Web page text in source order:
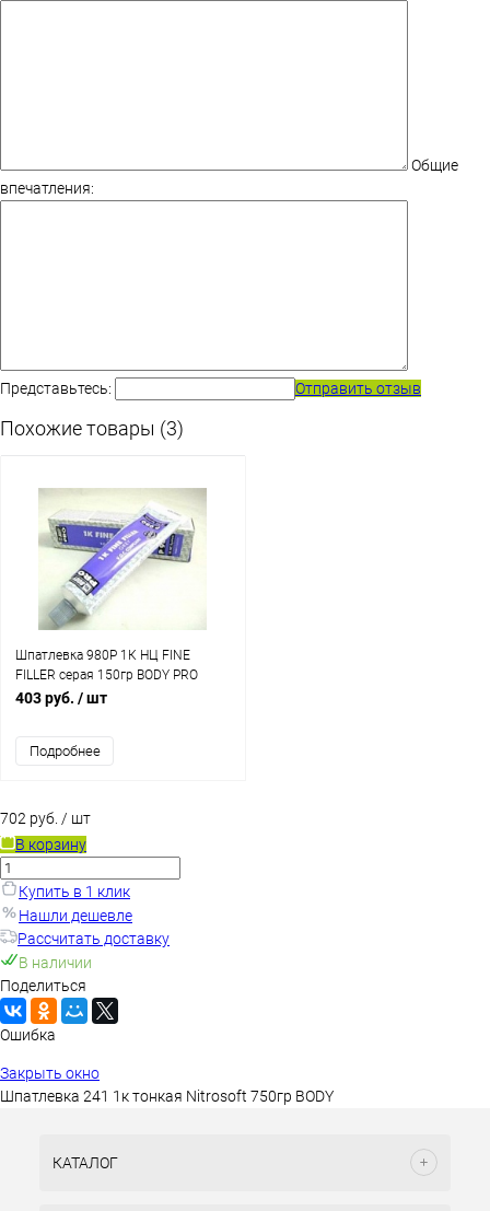
Общие
впечатления:
Представьтесь: Отправить отзыв
Похожие товары (3)
Шпатлевка 980P 1К НЦ FINE
FILLER серая 150гр BODY PRO
403 руб. / шт
Подробнее
702 руб. / шт
В корзину
Купить в 1 клик
Нашли дешевле
Рассчитать доставку
В наличии
Поделиться
Ошибка
Закрыть окно
Шпатлевка 241 1к тонкая Nitrosoft 750гр BODY
КАТАЛОГ